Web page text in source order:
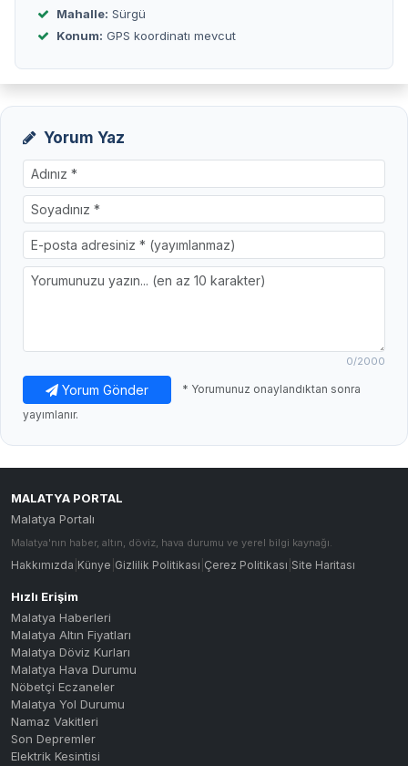
Mahalle: Sürgü
Konum: GPS koordinatı mevcut
Yorum Yaz
0/2000
Yorum Gönder
* Yorumunuz onaylandıktan sonra
yayımlanır.
MALATYA PORTAL
Malatya Portalı
Malatya'nın haber, altın, döviz, hava durumu ve yerel bilgi kaynağı.
Hakkımızda Künye Gizlilik Politikası Çerez Politikası Site Haritası
Hızlı Erişim
Malatya Haberleri
Malatya Altın Fiyatları
Malatya Döviz Kurları
Malatya Hava Durumu
Nöbetçi Eczaneler
Malatya Yol Durumu
Namaz Vakitleri
Son Depremler
Elektrik Kesintisi